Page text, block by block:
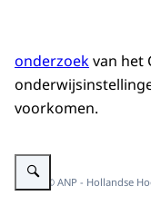
onderzoekvan het
voorkomen.
Vergroot afbeelding
Beeld: © ANP - Hollandse